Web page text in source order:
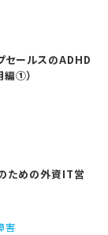
セールスのADHD
編①）
ための外資IT営
害